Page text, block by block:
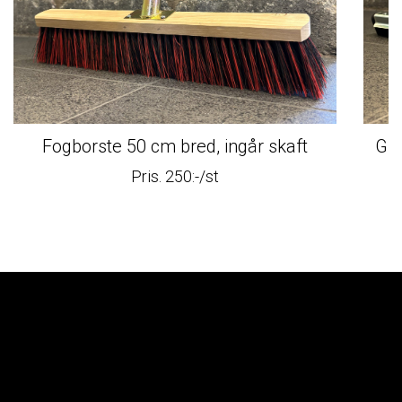
Fogborste 50 cm bred, ingår skaft
Pris. 250:-/st